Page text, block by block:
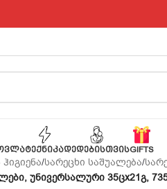
ᲢᲔᲥᲜᲘᲙᲐᲓᲔᲓᲔᲑᲘᲡᲗᲕᲘᲡGIFTS
/სარეცხი საშუალება/
უნივერსალური 35ცx21გ,